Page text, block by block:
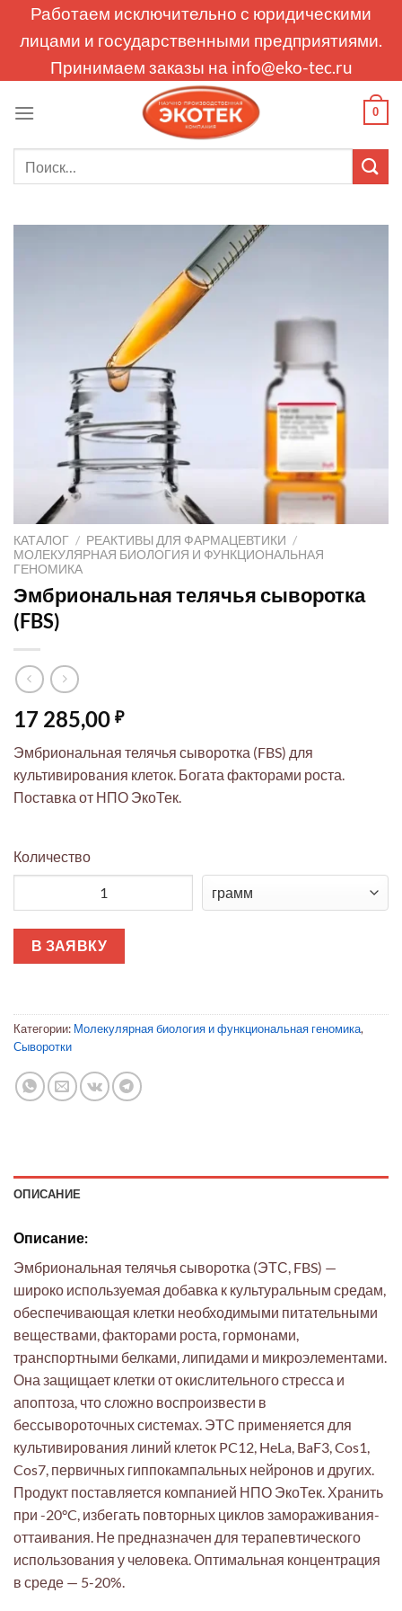
Работаем исключительно с юридическими
лицами и государственными предприятиями.
Принимаем заказы на info@eko-tec.ru
0
КАТАЛОГ / РЕАКТИВЫ ДЛЯ ФАРМАЦЕВТИКИ /
МОЛЕКУЛЯРНАЯ БИОЛОГИЯ И ФУНКЦИОНАЛЬНАЯ
ГЕНОМИКА
Эмбриональная телячья сыворотка
(FBS)
17 285,00 ₽
Эмбриональная телячья сыворотка (FBS) для
культивирования клеток. Богата факторами роста.
Поставка от НПО ЭкоТек.
Количество
В ЗАЯВКУ
Категории: Молекулярная биология и функциональная геномика,
Сыворотки
ОПИСАНИЕ
Описание:
Эмбриональная телячья сыворотка (ЭТС, FBS) —
широко используемая добавка к культуральным средам,
обеспечивающая клетки необходимыми питательными
веществами, факторами роста, гормонами,
транспортными белками, липидами и микроэлементами.
Она защищает клетки от окислительного стресса и
апоптоза, что сложно воспроизвести в
бессывороточных системах. ЭТС применяется для
культивирования линий клеток PC12, HeLa, BaF3, Cos1,
Cos7, первичных гиппокампальных нейронов и других.
Продукт поставляется компанией НПО ЭкоТек. Хранить
при -20°C, избегать повторных циклов замораживания-
оттаивания. Не предназначен для терапевтического
использования у человека. Оптимальная концентрация
в среде — 5-20%.